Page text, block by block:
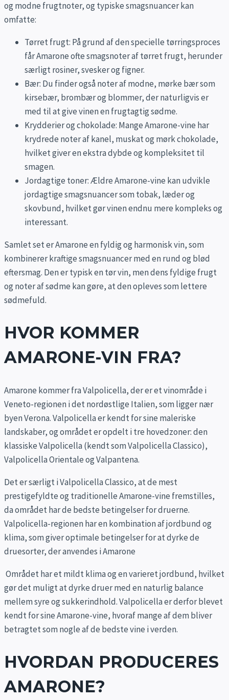
og modne frugtnoter, og typiske smagsnuancer kan
omfatte:
Tørret frugt: På grund af den specielle tørringsproces
får Amarone ofte smagsnoter af tørret frugt, herunder
særligt rosiner, svesker og figner.
Bær: Du finder også noter af modne, mørke bær som
kirsebær, brombær og blommer, der naturligvis er
med til at give vinen en frugtagtig sødme.
Krydderier og chokolade: Mange Amarone-vine har
krydrede noter af kanel, muskat og mørk chokolade,
hvilket giver en ekstra dybde og kompleksitet til
smagen.
Jordagtige toner: Ældre Amarone-vine kan udvikle
jordagtige smagsnuancer som tobak, læder og
skovbund, hvilket gør vinen endnu mere kompleks og
interessant.
Samlet set er Amarone en fyldig og harmonisk vin, som
kombinerer kraftige smagsnuancer med en rund og blød
eftersmag. Den er typisk en tør vin, men dens fyldige frugt
og noter af sødme kan gøre, at den opleves som lettere
sødmefuld.
HVOR KOMMER
AMARONE-VIN FRA?
Amarone kommer fra Valpolicella, der er et vinområde i
Veneto-regionen i det nordøstlige Italien, som ligger nær
byen Verona. Valpolicella er kendt for sine maleriske
landskaber, og området er opdelt i tre hovedzoner: den
klassiske Valpolicella (kendt som Valpolicella Classico),
Valpolicella Orientale og Valpantena.
Det er særligt i Valpolicella Classico, at de mest
prestigefyldte og traditionelle Amarone-vine fremstilles,
da området har de bedste betingelser for druerne.
Valpolicella-regionen har en kombination af jordbund og
klima, som giver optimale betingelser for at dyrke de
druesorter, der anvendes i Amarone
Området har et mildt klima og en varieret jordbund, hvilket
gør det muligt at dyrke druer med en naturlig balance
mellem syre og sukkerindhold. Valpolicella er derfor blevet
kendt for sine Amarone-vine, hvoraf mange af dem bliver
betragtet som nogle af de bedste vine i verden.
HVORDAN PRODUCERES
AMARONE?